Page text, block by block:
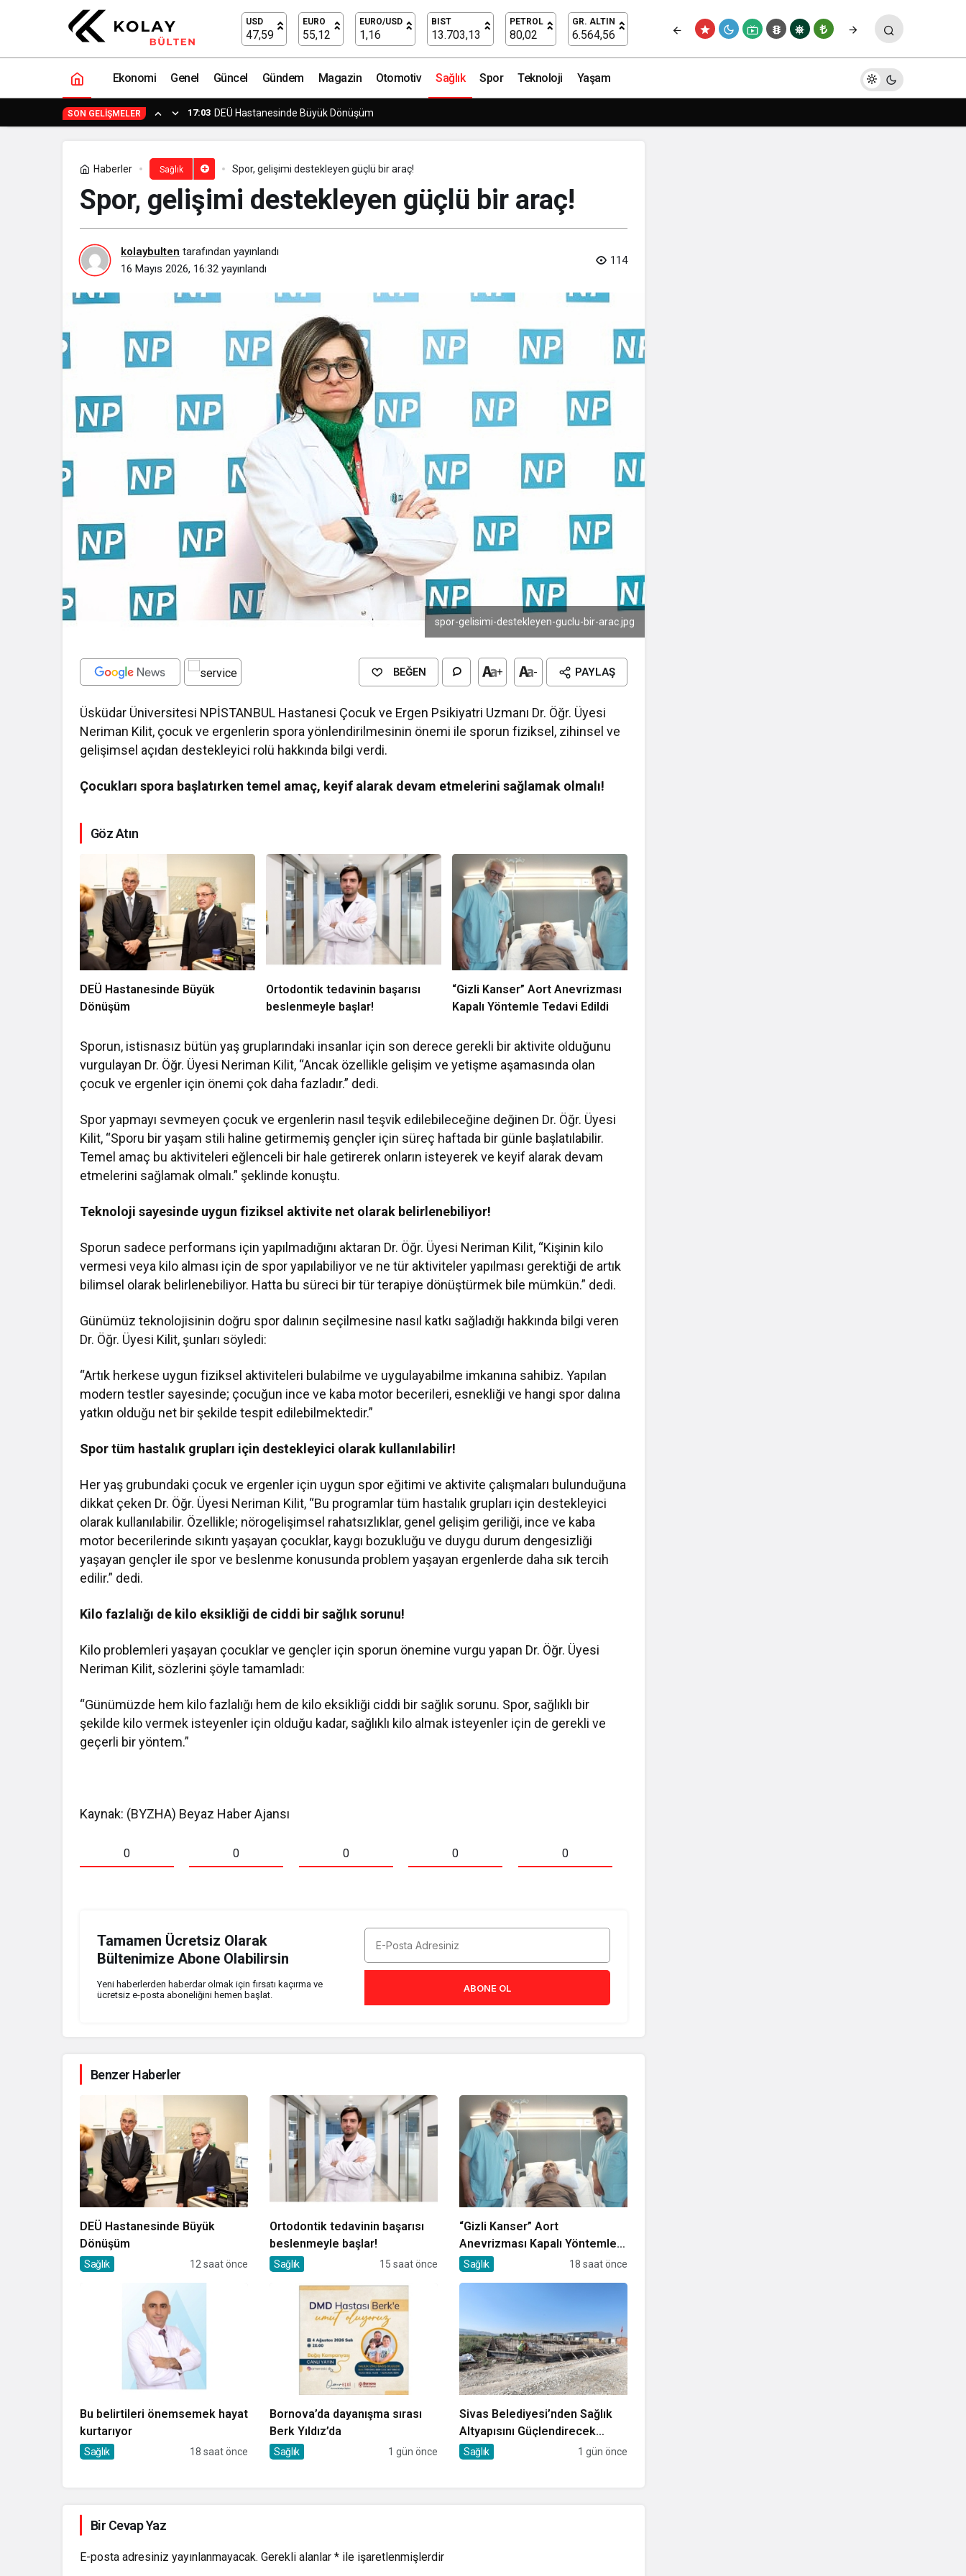
USD
47,59
EURO
55,12
EURO/USD
1,16
BIST
13.703,13
PETROL
80,02
GR. ALTIN
6.564,56
Ekonomi Genel Güncel Gündem Magazin Otomotiv Sağlık Spor Teknoloji Yaşam
SON GELIŞMELER 14:23 Yapımcı Suat Yanç’a Sürpriz Doğum Günü Kutlaması!
Haberler Sağlık Spor, gelişimi destekleyen güçlü bir araç!
Spor, gelişimi destekleyen güçlü bir araç!
kolaybulten tarafından yayınlandı
16 Mayıs 2026, 16:32 yayınlandı
114
spor-gelisimi-destekleyen-guclu-bir-arac.jpg
BEĞEN + - PAYLAŞ
Üsküdar Üniversitesi NPİSTANBUL Hastanesi Çocuk ve Ergen Psikiyatri Uzmanı Dr. Öğr. Üyesi
Neriman Kilit, çocuk ve ergenlerin spora yönlendirilmesinin önemi ile sporun fiziksel, zihinsel ve
gelişimsel açıdan destekleyici rolü hakkında bilgi verdi.
Çocukları spora başlatırken temel amaç, keyif alarak devam etmelerini sağlamak olmalı!
Göz Atın
DEÜ Hastanesinde Büyük
Dönüşüm
Ortodontik tedavinin başarısı
beslenmeyle başlar!
“Gizli Kanser” Aort Anevrizması
Kapalı Yöntemle Tedavi Edildi
Sporun, istisnasız bütün yaş gruplarındaki insanlar için son derece gerekli bir aktivite olduğunu
vurgulayan Dr. Öğr. Üyesi Neriman Kilit, “Ancak özellikle gelişim ve yetişme aşamasında olan
çocuk ve ergenler için önemi çok daha fazladır.” dedi.
Spor yapmayı sevmeyen çocuk ve ergenlerin nasıl teşvik edilebileceğine değinen Dr. Öğr. Üyesi
Kilit, “Sporu bir yaşam stili haline getirmemiş gençler için süreç haftada bir günle başlatılabilir.
Temel amaç bu aktiviteleri eğlenceli bir hale getirerek onların isteyerek ve keyif alarak devam
etmelerini sağlamak olmalı.” şeklinde konuştu.
Teknoloji sayesinde uygun fiziksel aktivite net olarak belirlenebiliyor!
Sporun sadece performans için yapılmadığını aktaran Dr. Öğr. Üyesi Neriman Kilit, “Kişinin kilo
vermesi veya kilo alması için de spor yapılabiliyor ve ne tür aktiviteler yapılması gerektiği de artık
bilimsel olarak belirlenebiliyor. Hatta bu süreci bir tür terapiye dönüştürmek bile mümkün.” dedi.
Günümüz teknolojisinin doğru spor dalının seçilmesine nasıl katkı sağladığı hakkında bilgi veren
Dr. Öğr. Üyesi Kilit, şunları söyledi:
“Artık herkese uygun fiziksel aktiviteleri bulabilme ve uygulayabilme imkanına sahibiz. Yapılan
modern testler sayesinde; çocuğun ince ve kaba motor becerileri, esnekliği ve hangi spor dalına
yatkın olduğu net bir şekilde tespit edilebilmektedir.”
Spor tüm hastalık grupları için destekleyici olarak kullanılabilir!
Her yaş grubundaki çocuk ve ergenler için uygun spor eğitimi ve aktivite çalışmaları bulunduğuna
dikkat çeken Dr. Öğr. Üyesi Neriman Kilit, “Bu programlar tüm hastalık grupları için destekleyici
olarak kullanılabilir. Özellikle; nörogelişimsel rahatsızlıklar, genel gelişim geriliği, ince ve kaba
motor becerilerinde sıkıntı yaşayan çocuklar, kaygı bozukluğu ve duygu durum dengesizliği
yaşayan gençler ile spor ve beslenme konusunda problem yaşayan ergenlerde daha sık tercih
edilir.” dedi.
Kilo fazlalığı de kilo eksikliği de ciddi bir sağlık sorunu!
Kilo problemleri yaşayan çocuklar ve gençler için sporun önemine vurgu yapan Dr. Öğr. Üyesi
Neriman Kilit, sözlerini şöyle tamamladı:
“Günümüzde hem kilo fazlalığı hem de kilo eksikliği ciddi bir sağlık sorunu. Spor, sağlıklı bir
şekilde kilo vermek isteyenler için olduğu kadar, sağlıklı kilo almak isteyenler için de gerekli ve
geçerli bir yöntem.”
Kaynak: (BYZHA) Beyaz Haber Ajansı
0 0 0 0 0
Tamamen Ücretsiz Olarak
Bültenimize Abone Olabilirsin
Yeni haberlerden haberdar olmak için fırsatı kaçırma ve
ücretsiz e-posta aboneliğini hemen başlat.
ABONE OL
Benzer Haberler
DEÜ Hastanesinde Büyük
Dönüşüm
Sağlık 12 saat önce
Ortodontik tedavinin başarısı
beslenmeyle başlar!
Sağlık 15 saat önce
“Gizli Kanser” Aort
Anevrizması Kapalı Yöntemle
Tedavi Edildi
Sağlık 18 saat önce
Bu belirtileri önemsemek hayat
kurtarıyor
Sağlık 18 saat önce
Bornova’da dayanışma sırası
Berk Yıldız’da
Sağlık 1 gün önce
Sivas Belediyesi’nden Sağlık
Altyapısını Güçlendirecek
Yatırım
Sağlık 1 gün önce
Bir Cevap Yaz
E-posta adresiniz yayınlanmayacak. Gerekli alanlar * ile işaretlenmişlerdir
2. Kadınlarda Sağlık ve Fizyoterapi Kongresi’nde pelvik taban sağlığı ve menopoz ele alındı Yorum Yap Paylaş